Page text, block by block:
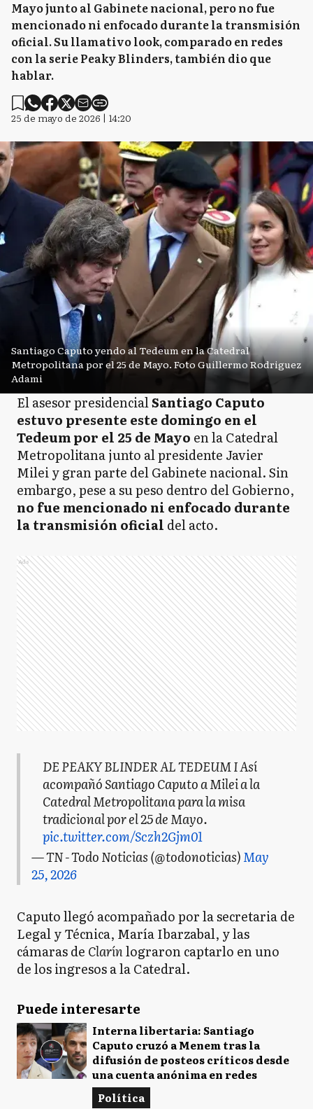
Mayo junto al Gabinete nacional, pero no fue
mencionado ni enfocado durante la transmisión
oficial. Su llamativo look, comparado en redes
con la serie Peaky Blinders, también dio que
hablar.
25 de mayo de 2026 | 14:20
Santiago Caputo yendo al Tedeum en la Catedral
Metropolitana por el 25 de Mayo. Foto Guillermo Rodriguez
Adami
El asesor presidencialSantiago Caputo
estuvo presente este domingo en el
Tedeum por el 25 de Mayo en la Catedral
Metropolitana junto al presidente Javier
Milei y gran parte del Gabinete nacional. Sin
embargo, pese a su peso dentro del Gobierno,
no fue mencionado ni enfocado durante
la transmisión oficial del acto.
Ads
DE PEAKY BLINDER AL TEDEUM I Así
acompañó Santiago Caputo a Milei a la
Catedral Metropolitana para la misa
tradicional por el 25 de Mayo.
pic.twitter.com/Sczh2Gjm01
— TN - Todo Noticias (@todonoticias)May
25, 2026
Caputo llegó acompañado por la secretaria de
Legal y Técnica, María Ibarzabal, y las
cámaras de Clarínlograron captarlo en uno
de los ingresos a la Catedral.
Puede interesarte
Interna libertaria: Santiago
Caputo cruzó a Menem tras la
difusión de posteos críticos desde
una cuenta anónima en redes
Política